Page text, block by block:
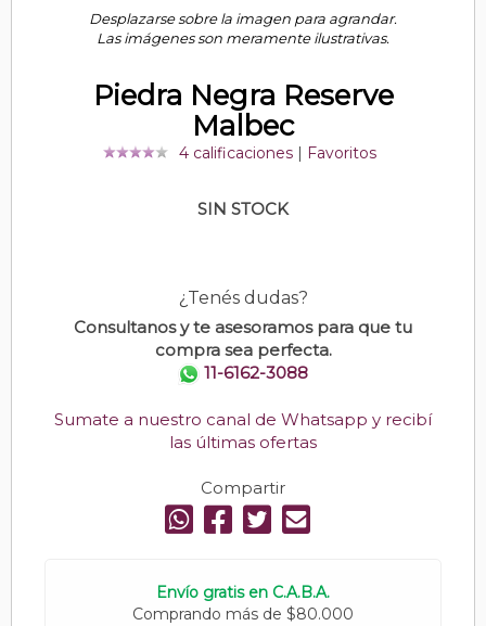
Desplazarse sobre la imagen para agrandar.
Las imágenes son meramente ilustrativas.
Piedra Negra Reserve
Malbec
4 calificaciones Favoritos
SIN STOCK
¿Tenés dudas?
Consultanos y te asesoramos para que tu
compra sea perfecta.
11-6162-3088
Sumate a nuestro canal de Whatsapp y recibí
las últimas ofertas
Compartir
Envío gratis en C.A.B.A.
Comprando más de $80.000